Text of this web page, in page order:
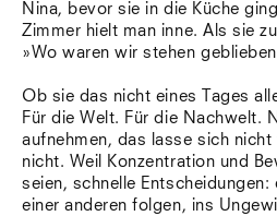
Nina, bevor sie in die Küche
Zimmer hielt man inne. Als sie
»Wo waren wir stehen
Ob sie das nicht eines Tages
Für die Welt. Für die Nachwelt.
aufnehmen, das lasse sich
nicht. Weil Konzentration und
seien, schnelle Entscheidungen:
einer anderen folgen, ins